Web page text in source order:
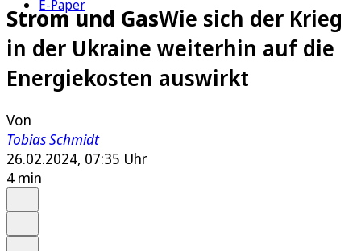
E-Paper
Strom und GasWie sich der Krieg
in der Ukraine weiterhin auf die
Energiekosten auswirkt
Von
Tobias Schmidt
26.02.2024, 07:35 Uhr
4 min